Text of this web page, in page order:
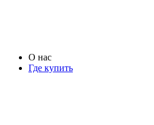
О нас
Где купить